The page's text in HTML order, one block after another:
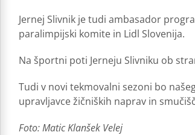
Jernej Slivnik je tudi ambasador
paralimpijski komite in Lidl Slovenija.
Na športni poti Jerneju Slivniku ob
Tudi v novi tekmovalni sezoni bo
upravljavce žičniških naprav in
Foto: Matic Klanšek Velej